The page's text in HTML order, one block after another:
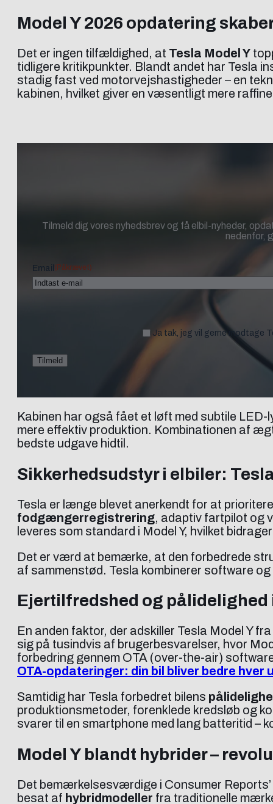
Model Y 2026 opdatering
Det er ingen tilfældighed, at Tesla Model Y
tidligere kritikpunkter. Blandt andet har Tesla
stadig fast ved motorvejshastigheder – en
kabinen, hvilket giver en væsentligt mere
Tilmeld dig vores nyhedsbrev og få elbil-nyheder,
nedenfor,
Email (Påkrævet)
Ja tak, jeg vil gerne modtage
Kabinen har også fået et løft med subtile
mere effektiv produktion. Kombinationen af
bedste udgave hidtil.
Sikkerhedsudstyr i elbiler:
Tesla er længe blevet anerkendt for at
fodgængerregistrering, adaptiv fartpilot og
leveres som standard i Model Y, hvilket
Det er værd at bemærke, at den forbedrede
af sammenstød. Tesla kombinerer software
Ejertilfredshed og pålidelighed
En anden faktor, der adskiller Tesla Model Y
sig på tusindvis af brugerbesvarelser, hvor
forbedring gennem OTA (over-the-air)
OTA-opdateringer: din bil bliver bedre hver
Samtidig har Tesla forbedret bilens
produktionsmetoder, forenklede kredsløb og
svarer til en smartphone med lang batteritid
Model Y blandt hybrider –
Det bemærkelsesværdige i Consumer
besat af hybridmodeller fra traditionelle